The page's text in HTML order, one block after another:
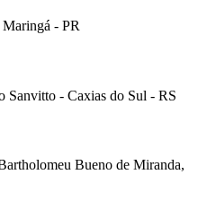
- PR
Sanvitto - Caxias do Sul - RS
Bueno de Miranda,